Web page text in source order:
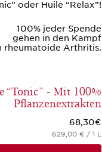
oder Huile “Relax”!
100% jeder Spende
gehen in den Kampf
rheumatoide Arthritis.
“Tonic” - Mit 100%
Pflanzenextrakten
68,30€
629,00 € / 1 L